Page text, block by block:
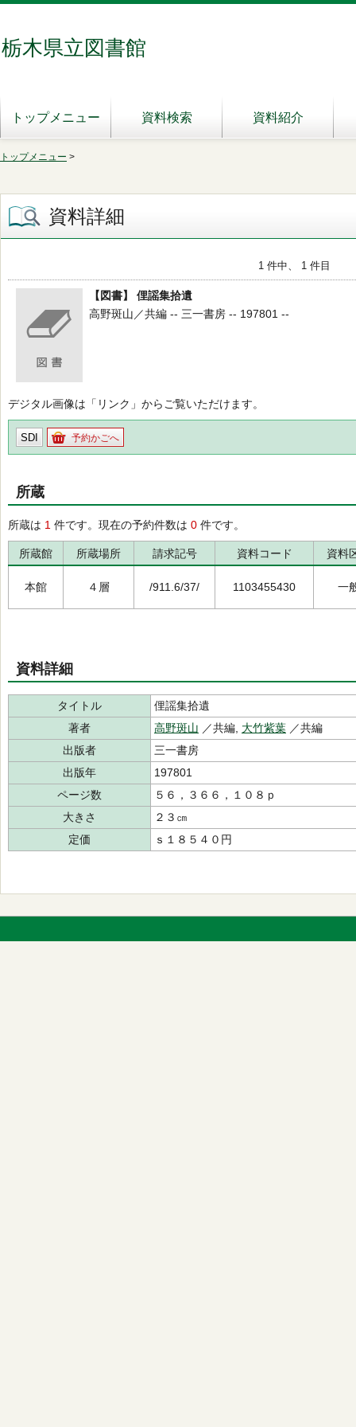
栃木県立図書館
トップメニュー 資料検索 資料紹介
トップメニュー >
資料詳細
1 件中、 1 件目
【図書】 俚謡集拾遺
高野斑山／共編 -- 三一書房 -- 197801 --
デジタル画像は「リンク」からご覧いただけます。
SDI 予約かごへ
所蔵
所蔵は 1 件です。現在の予約件数は 0 件です。
所蔵館 所蔵場所 請求記号 資料コード 資料
本館 ４層 /911.6/37/ 1103455430 一
資料詳細
タイトル
俚謡集拾遺
著者
高野斑山 ／共編, 大竹紫葉 ／共編
出版者
三一書房
出版年
197801
ページ数
５６，３６６，１０８ｐ
大きさ
２３㎝
定価
ｓ１８５４０円